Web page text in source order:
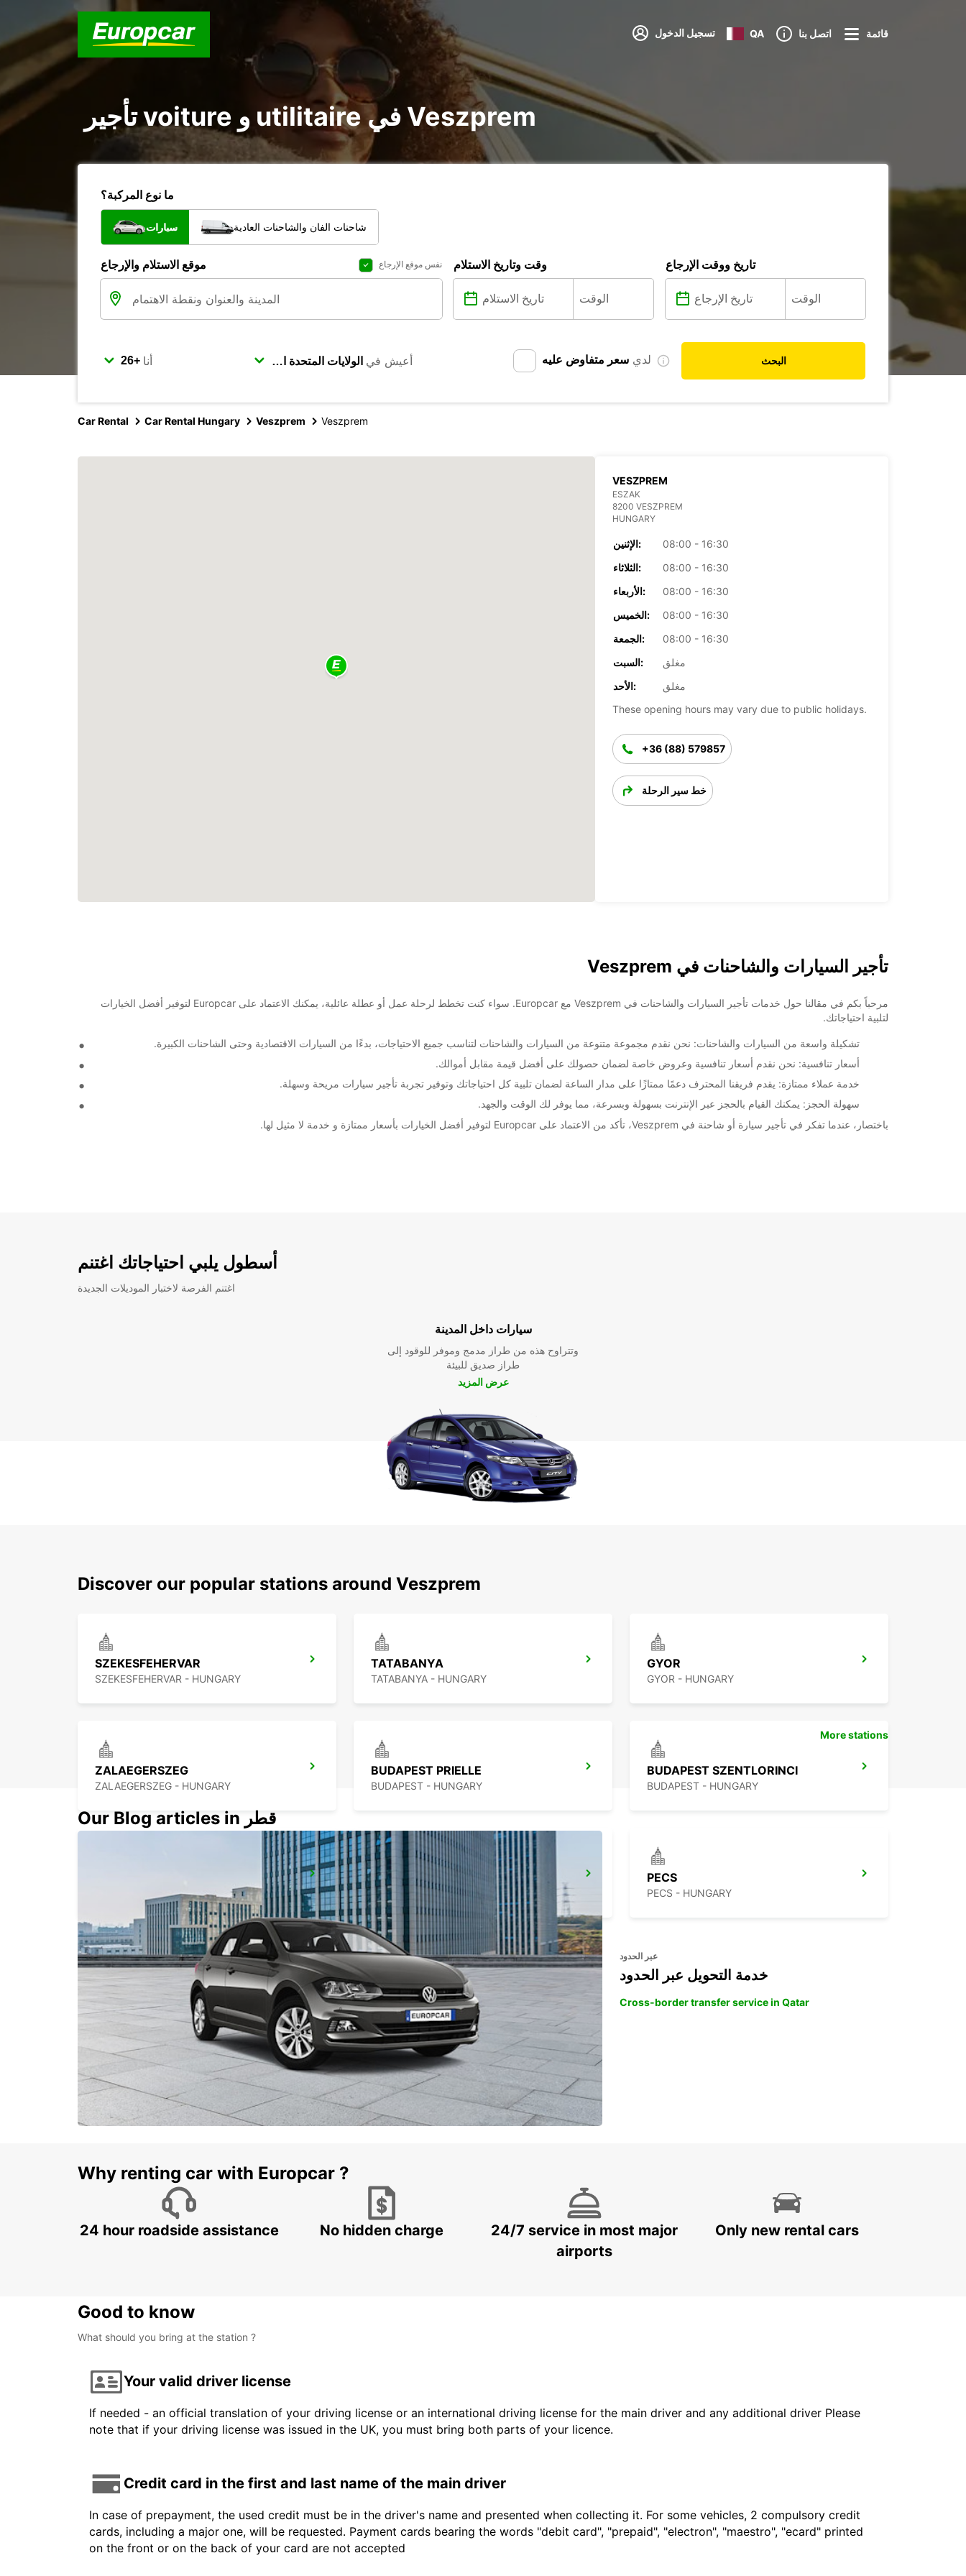
تسجيل الدخول QA اتصل بنا قائمة
تأجير voiture و utilitaire في Veszprem
ما نوع المركبة؟
سيارات شاحنات الفان والشاحنات العادية
موقع الاستلام والإرجاع نفس موقع الإرجاع وقت وتاريخ الاستلام تاريخ ووقت الإرجاع
أنا أعيش في لدي سعر متفاوض عليه البحث
Car Rental Car Rental Hungary Veszprem Veszprem
VESZPREM
ESZAK
8200 VESZPREM
HUNGARY
الإثنين:
08:00 - 16:30
الثلاثاء:
08:00 - 16:30
الأربعاء:
08:00 - 16:30
الخميس:
08:00 - 16:30
الجمعة:
08:00 - 16:30
السبت:
مغلق
الأحد:
مغلق
These opening hours may vary due to public holidays.
+36 (88) 579857
خط سير الرحلة
تأجير السيارات والشاحنات في Veszprem
مرحباً بكم في مقالنا حول خدمات تأجير السيارات والشاحنات في Veszprem مع Europcar. سواء كنت تخطط لرحلة عمل أو عطلة عائلية، يمكنك الاعتماد على Europcar لتوفير أفضل الخيارات
لتلبية احتياجاتك.
تشكيلة واسعة من السيارات والشاحنات: نحن نقدم مجموعة متنوعة من السيارات والشاحنات لتناسب جميع الاحتياجات، بدءًا من السيارات الاقتصادية وحتى الشاحنات الكبيرة.
أسعار تنافسية: نحن نقدم أسعار تنافسية وعروض خاصة لضمان حصولك على أفضل قيمة مقابل أموالك.
خدمة عملاء ممتازة: يقدم فريقنا المحترف دعمًا ممتازًا على مدار الساعة لضمان تلبية كل احتياجاتك وتوفير تجربة تأجير سيارات مريحة وسهلة.
سهولة الحجز: يمكنك القيام بالحجز عبر الإنترنت بسهولة وبسرعة، مما يوفر لك الوقت والجهد.
باختصار، عندما تفكر في تأجير سيارة أو شاحنة في Veszprem، تأكد من الاعتماد على Europcar لتوفير أفضل الخيارات بأسعار ممتازة و خدمة لا مثيل لها.
أسطول يلبي احتياجاتك اغتنم
اغتنم الفرصة لاختبار الموديلات الجديدة
سيارات داخل المدينة
وتتراوح هذه من طراز مدمج وموفر للوقود إلى
طراز صديق للبيئة
عرض المزيد
Discover our popular stations around Veszprem
SZEKESFEHERVAR
SZEKESFEHERVAR - HUNGARY
TATABANYA
TATABANYA - HUNGARY
GYOR
GYOR - HUNGARY
ZALAEGERSZEG
ZALAEGERSZEG - HUNGARY
BUDAPEST PRIELLE
BUDAPEST - HUNGARY
BUDAPEST SZENTLORINCI
BUDAPEST - HUNGARY
BUDAPEST AIRPORT SELF CHECKOUT
BUDAPEST - HUNGARY BUDAPEST - HUNGARY
PECS
PECS - HUNGARY
More stations
Our Blog articles in قطر
عبر الحدود
خدمة التحويل عبر الحدود
Cross-border transfer service in Qatar
Why renting car with Europcar ?
24 hour roadside assistance No hidden charge
24/7 service in most major
airports
Only new rental cars
Good to know
What should you bring at the station ?
Your valid driver license
If needed - an official translation of your driving license or an international driving license for the main driver and any additional driver Please
note that if your driving license was issued in the UK, you must bring both parts of your licence.
Credit card in the first and last name of the main driver
In case of prepayment, the used credit must be in the driver's name and presented when collecting it. For some vehicles, 2 compulsory credit
cards, including a major one, will be requested. Payment cards bearing the words "debit card", "prepaid", "electron", "maestro", "ecard" printed
on the front or on the back of your card are not accepted